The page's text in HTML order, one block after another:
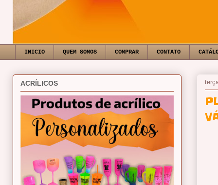
INICIO QUEM SOMOS COMPRAR CONTATO
ACRÍLICOS